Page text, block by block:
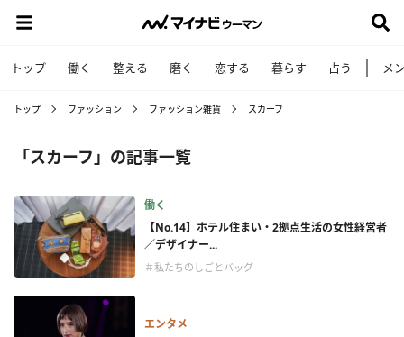
トップ 働く 整える 磨く 恋する 暮らす 占う メ
トップ ファッション ファッション雑貨 スカーフ
「スカーフ」の記事一覧
働く
【No.14】ホテル住まい・2拠点生活の女性経営者
／デザイナー...
＃私たちのしごとバッグ
エンタメ